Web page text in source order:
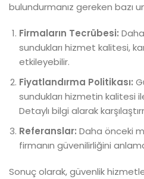
bulundurmanız gereken bazı
Firmaların Tecrübesi:
sundukları hizmet kalitesi,
etkileyebilir.
Fiyatlandırma Politikası:
sundukları hizmetin kalitesi
Detaylı bilgi alarak
Referanslar: Daha önceki
firmanın güvenilirliğini
Sonuç olarak, güvenlik